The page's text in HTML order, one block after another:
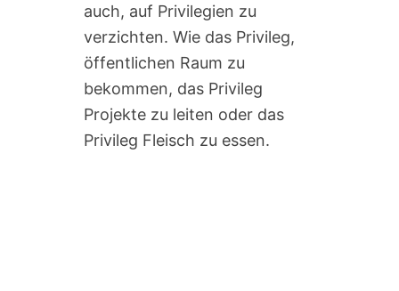
auch, auf Privilegien zu
verzichten. Wie das Privileg,
öffentlichen Raum zu
bekommen, das Privileg
Projekte zu leiten oder das
Privileg Fleisch zu essen.